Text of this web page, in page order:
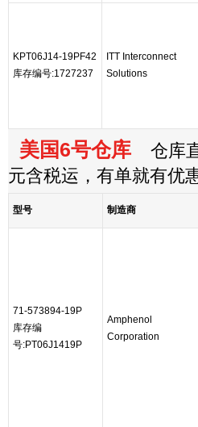
KPT06J14-19PF42
库存编号:1727237
ITT Interconnect
Solutions
美国6号仓库 仓库
元含税运，有单就有优
型号 制造商
71-573894-19P
库存编
号:PT06J1419P
Amphenol
Corporation